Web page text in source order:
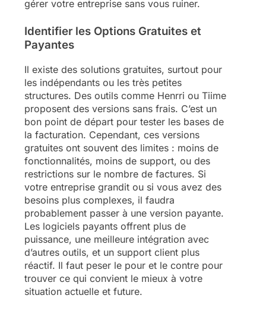
gérer votre entreprise sans vous ruiner.
Identifier les Options Gratuites et
Payantes
Il existe des solutions gratuites, surtout pour
les indépendants ou les très petites
structures. Des outils comme Henrri ou Tiime
proposent des versions sans frais. C’est un
bon point de départ pour tester les bases de
la facturation. Cependant, ces versions
gratuites ont souvent des limites : moins de
fonctionnalités, moins de support, ou des
restrictions sur le nombre de factures. Si
votre entreprise grandit ou si vous avez des
besoins plus complexes, il faudra
probablement passer à une version payante.
Les logiciels payants offrent plus de
puissance, une meilleure intégration avec
d’autres outils, et un support client plus
réactif. Il faut peser le pour et le contre pour
trouver ce qui convient le mieux à votre
situation actuelle et future.